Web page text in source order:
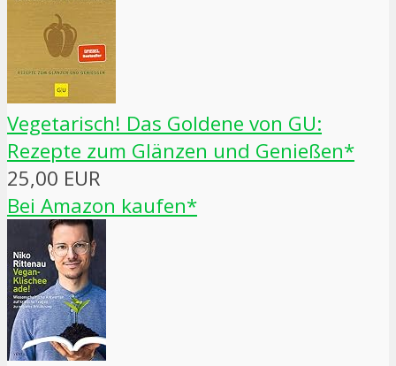
Vegetarisch! Das Goldene von GU:
Rezepte zum Glänzen und Genießen*
25,00 EUR
Bei Amazon kaufen*